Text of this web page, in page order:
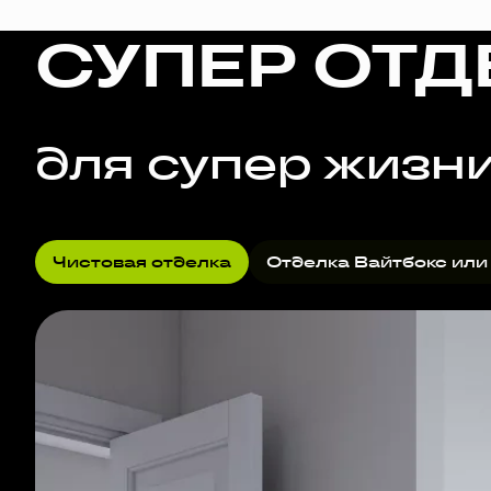
СУПЕР
для супер
Чистовая отделка Отделка Вайтбокс